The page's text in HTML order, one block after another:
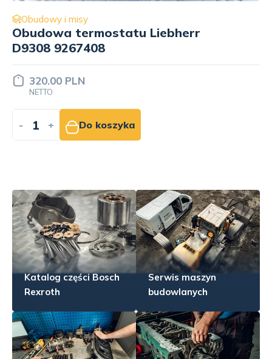
Obudowy i misy
Misa olejowa Liebherr 9268094
2 900.00 PLN
NETTO
- + Do koszyka
Katalog części Bosch
Rexroth
Serwis maszyn
budowlanych